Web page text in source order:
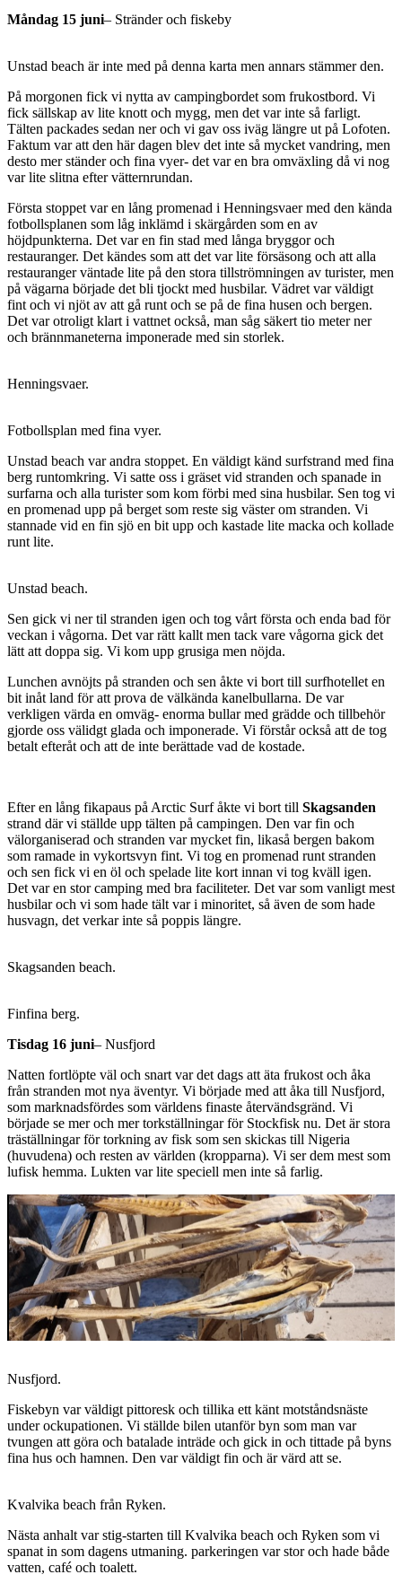
Måndag 15 juni– Stränder och fiskeby
Unstad beach är inte med på denna karta men annars stämmer den.
På morgonen fick vi nytta av campingbordet som frukostbord. Vi
fick sällskap av lite knott och mygg, men det var inte så farligt.
Tälten packades sedan ner och vi gav oss iväg längre ut på Lofoten.
Faktum var att den här dagen blev det inte så mycket vandring, men
desto mer ständer och fina vyer- det var en bra omväxling då vi nog
var lite slitna efter vätternrundan.
Första stoppet var en lång promenad i Henningsvaer med den kända
fotbollsplanen som låg inklämd i skärgården som en av
höjdpunkterna. Det var en fin stad med långa bryggor och
restauranger. Det kändes som att det var lite försäsong och att alla
restauranger väntade lite på den stora tillströmningen av turister, men
på vägarna började det bli tjockt med husbilar. Vädret var väldigt
fint och vi njöt av att gå runt och se på de fina husen och bergen.
Det var otroligt klart i vattnet också, man såg säkert tio meter ner
och brännmaneterna imponerade med sin storlek.
Henningsvaer.
Fotbollsplan med fina vyer.
Unstad beach var andra stoppet. En väldigt känd surfstrand med fina
berg runtomkring. Vi satte oss i gräset vid stranden och spanade in
surfarna och alla turister som kom förbi med sina husbilar. Sen tog vi
en promenad upp på berget som reste sig väster om stranden. Vi
stannade vid en fin sjö en bit upp och kastade lite macka och kollade
runt lite.
Unstad beach.
Sen gick vi ner til stranden igen och tog vårt första och enda bad för
veckan i vågorna. Det var rätt kallt men tack vare vågorna gick det
lätt att doppa sig. Vi kom upp grusiga men nöjda.
Lunchen avnöjts på stranden och sen åkte vi bort till surfhotellet en
bit inåt land för att prova de välkända kanelbullarna. De var
verkligen värda en omväg- enorma bullar med grädde och tillbehör
gjorde oss välidgt glada och imponerade. Vi förstår också att de tog
betalt efteråt och att de inte berättade vad de kostade.
Efter en lång fikapaus på Arctic Surf åkte vi bort till Skagsanden
strand där vi ställde upp tälten på campingen. Den var fin och
välorganiserad och stranden var mycket fin, likaså bergen bakom
som ramade in vykortsvyn fint. Vi tog en promenad runt stranden
och sen fick vi en öl och spelade lite kort innan vi tog kväll igen.
Det var en stor camping med bra faciliteter. Det var som vanligt mest
husbilar och vi som hade tält var i minoritet, så även de som hade
husvagn, det verkar inte så poppis längre.
Skagsanden beach.
Finfina berg.
Tisdag 16 juni– Nusfjord
Natten fortlöpte väl och snart var det dags att äta frukost och åka
från stranden mot nya äventyr. Vi började med att åka till Nusfjord,
som marknadsfördes som världens finaste återvändsgränd. Vi
började se mer och mer torkställningar för Stockfisk nu. Det är stora
träställningar för torkning av fisk som sen skickas till Nigeria
(huvudena) och resten av världen (kropparna). Vi ser dem mest som
lufisk hemma. Lukten var lite speciell men inte så farlig.
Nusfjord.
Fiskebyn var väldigt pittoresk och tillika ett känt motståndsnäste
under ockupationen. Vi ställde bilen utanför byn som man var
tvungen att göra och batalade inträde och gick in och tittade på byns
fina hus och hamnen. Den var väldigt fin och är värd att se.
Kvalvika beach från Ryken.
Nästa anhalt var stig-starten till Kvalvika beach och Ryken som vi
spanat in som dagens utmaning. parkeringen var stor och hade både
vatten, café och toalett.